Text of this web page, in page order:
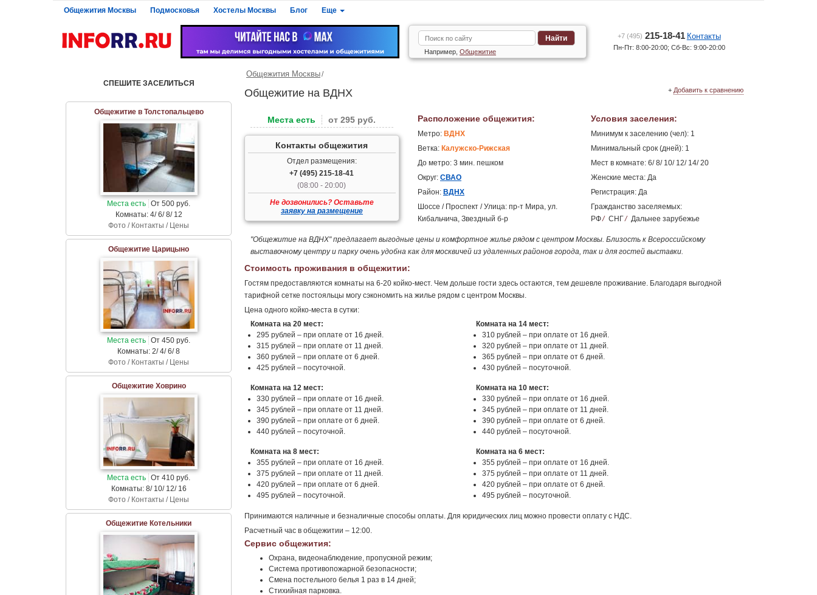
Общежития Москвы Подмосковья Хостелы Москвы Блог Еще
Найти
Например, Общежитие
+7 (495) 215-18-41 Контакты
Пн-Пт: 8:00-20:00; Сб-Вс: 9:00-20:00
СПЕШИТЕ ЗАСЕЛИТЬСЯ
Общежитие в Толстопальцево
Места есть От 500 руб.
Комнаты: 4/ 6/ 8/ 12
Фото / Контакты / Цены
Общежитие Царицыно
Места есть От 450 руб.
Комнаты: 2/ 4/ 6/ 8
Фото / Контакты / Цены
Общежитие Ховрино
Места есть От 410 руб.
Комнаты: 8/ 10/ 12/ 16
Фото / Контакты / Цены
Общежитие Котельники
Общежития Москвы
Общежитие на ВДНХ + Добавить к сравнению
Места есть от 295 руб.
Контакты общежития
Отдел размещения:
+7 (495) 215-18-41
(08:00 - 20:00)
Не дозвонились? Оставьте
заявку на размещение
Расположение общежития:
Метро: ВДНХ
Ветка: Калужско-Рижская
До метро: 3 мин. пешком
Округ: СВАО
Район: ВДНХ
Шоссе / Проспект / Улица: пр-т Мира, ул.
Кибальчича, Звездный б-р
Условия заселения:
Минимум к заселению (чел): 1
Минимальный срок (дней): 1
Мест в комнате: 6/ 8/ 10/ 12/ 14/ 20
Женские места: Да
Регистрация: Да
Гражданство заселяемых:
РФ/ СНГ/ Дальнее зарубежье
"Общежитие на ВДНХ" предлагает выгодные цены и комфортное жилье рядом с центром Москвы. Близость к Всероссийскому
выставочному центру и парку очень удобна как для москвичей из удаленных районов города, так и для гостей выставки.
Стоимость проживания в общежитии:
Гостям предоставляются комнаты на 6-20 койко-мест. Чем дольше гости здесь остаются, тем дешевле проживание. Благодаря выгодной
тарифной сетке постояльцы могу сэкономить на жилье рядом с центром Москвы.
Цена одного койко-места в сутки:
Комната на 20 мест:
295 рублей – при оплате от 16 дней.
315 рублей – при оплате от 11 дней.
360 рублей – при оплате от 6 дней.
425 рублей – посуточной.
Комната на 14 мест:
310 рублей – при оплате от 16 дней.
320 рублей – при оплате от 11 дней.
365 рублей – при оплате от 6 дней.
430 рублей – посуточной.
Комната на 12 мест:
330 рублей – при оплате от 16 дней.
345 рублей – при оплате от 11 дней.
390 рублей – при оплате от 6 дней.
440 рублей – посуточной.
Комната на 10 мест:
330 рублей – при оплате от 16 дней.
345 рублей – при оплате от 11 дней.
390 рублей – при оплате от 6 дней.
440 рублей – посуточной.
Комната на 8 мест:
355 рублей – при оплате от 16 дней.
375 рублей – при оплате от 11 дней.
420 рублей – при оплате от 6 дней.
495 рублей – посуточной.
Комната на 6 мест:
355 рублей – при оплате от 16 дней.
375 рублей – при оплате от 11 дней.
420 рублей – при оплате от 6 дней.
495 рублей – посуточной.
Принимаются наличные и безналичные способы оплаты. Для юридических лиц можно провести оплату с НДС.
Расчетный час в общежитии – 12:00.
Сервис общежития:
Охрана, видеонаблюдение, пропускной режим;
Система противопожарной безопасности;
Смена постельного белья 1 раз в 14 дней;
Стихийная парковка.